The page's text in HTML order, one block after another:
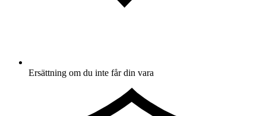
Ersättning om du inte får din vara